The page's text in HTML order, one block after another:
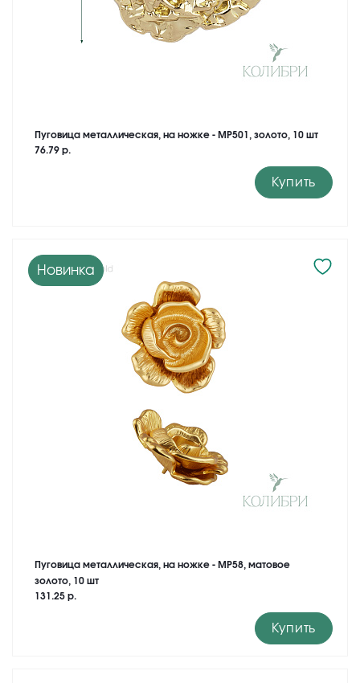
Пуговица металлическая, на ножке - MP501, золото, 10 шт
76.79 р.
Купить
Новинка
Пуговица металлическая, на ножке - MP58, матовое
золото, 10 шт
131.25 р.
Купить